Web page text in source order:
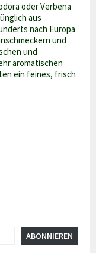
oder Verbena
aus
nach Europa
und
und
aromatischen
ein feines, frisch
ABONNIEREN